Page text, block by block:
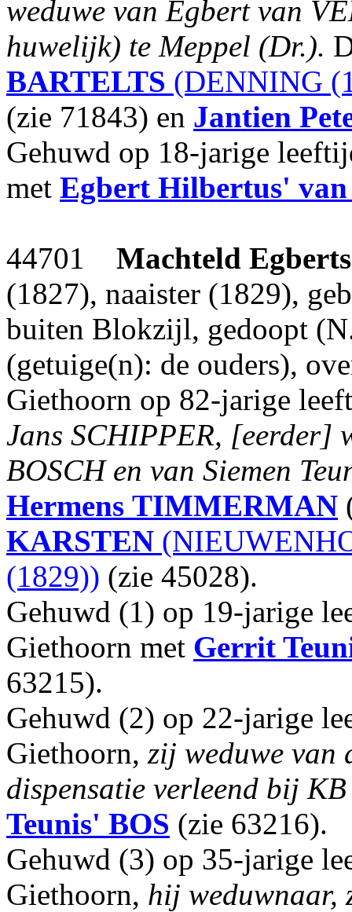
weduwe van Egbert van
huwelijk) te Meppel (Dr.).
BARTELTS (DENNING
(zie 71843) en Jantien
Gehuwd op 18-jarige
met Egbert Hilbertus'
44701 Machteld Egberts
(1827), naaister (1829),
buiten Blokzijl, gedoopt
(getuige(n): de ouders),
Giethoorn op 82-jarige
Jans SCHIPPER, [eerder]
BOSCH en van Siemen
Hermens TIMMERMAN
KARSTEN
(1829)) (zie 45028).
Gehuwd (1) op 19-jarige
Giethoorn met Gerrit
63215).
Gehuwd (2) op 22-jarige
Giethoorn, zij weduwe van
dispensatie verleend bij
Teunis' BOS (zie 63216).
Gehuwd (3) op 35-jarige
Giethoorn, hij weduwnaar,